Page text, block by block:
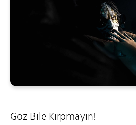
Göz Bile Kırpmayın!